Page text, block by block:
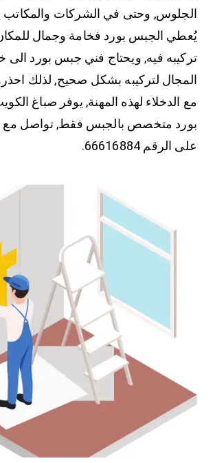
الجلوس, وحتى في الشركات والمكاتب
يُعطي الجبس بورد فخامة وجمال
تركيبه فيه, ويحتاج فني جبس بورد الى
المجال لتركيبه بشكل صحيح, لذلك
مع الدخلاء لهذه المهنة, يوفر صباغ
بورد متخصص بالجبس فقط, تواصل مع
على الرقم 66616884.